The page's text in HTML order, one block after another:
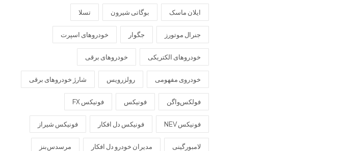
ایلان ماسک بوگاتی شیرون تسلا
جنرال موتورز جگوار خودروهای اسپرت
خودروهای الکتریکی خودروهای برقی
خودروی مفهومی رولزرویس شارژ خودروهای برقی
فولکس‌واگن فونیکس فونیکس FX
فونیکس NEV فونیکس دل افکار فونیکس شیراز
لامبورگینی مدیران خودرو دل افکار مرسدس‌بنز